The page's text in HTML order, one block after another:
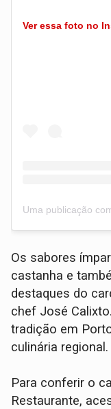
Ver essa foto no
Os sabores
castanha e
destaques do
chef José
tradição em
culinária regional.
Para conferir o
Restaurante,